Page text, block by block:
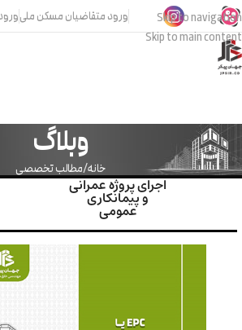
Skip to navigation
Skip to main content
ورود متقاضیان مسکن ملی
وبلاگ
خانه مطالب تخصصی
اجرای پروژه عمرانی
و پیمانکاری
عمومی